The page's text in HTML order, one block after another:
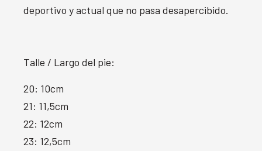
deportivo y actual que no pasa desapercibido.
Talle / Largo del pie:
20: 10cm
21: 11,5cm
22: 12cm
23: 12,5cm